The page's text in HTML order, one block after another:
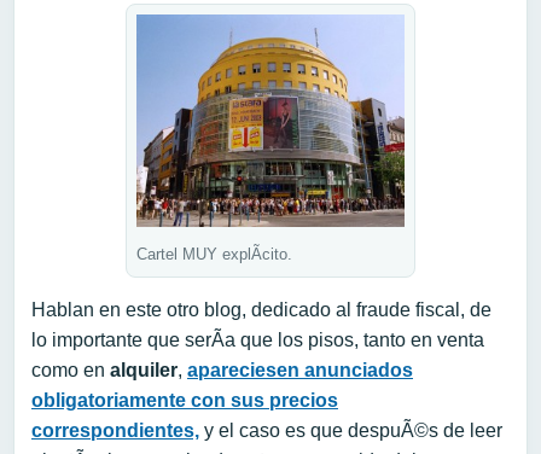
Cartel MUY explÃ­cito.
Hablan en este otro blog, dedicado al fraude fiscal, de
lo importante que serÃ­a que los pisos, tanto en venta
como en alquiler, apareciesen anunciados
obligatoriamente con sus precios
correspondientes, y el caso es que despuÃ©s de leer